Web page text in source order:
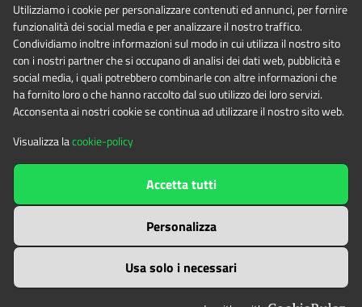
Phone 0122.854720
E-mailalpicozie@cert.ruparpiemonte.it
The contents of this websitebyEnte di gestione delle aree
protette delle Alpi Cozieis licensed under
Attribution-NonCommercial-NoDerivatives 4.0 International
Utilizziamo i cookie per personalizzare contenuti ed annunci, per fornire
funzionalità dei social media e per analizzare il nostro traffico.
Condividiamo inoltre informazioni sul modo in cui utilizza il nostro sito
con i nostri partner che si occupano di analisi dei dati web, pubblicità e
social media, i quali potrebbero combinarle con altre informazioni che
ha fornito loro o che hanno raccolto dal suo utilizzo dei loro servizi.
Acconsenta ai nostri cookie se continua ad utilizzare il nostro sito web.
Visualizza lacookie-policy
Usa solo i necessari
Personalizza
Accetta tutti